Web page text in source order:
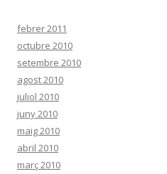
febrer 2011
octubre 2010
setembre 2010
agost 2010
juliol 2010
juny 2010
maig 2010
abril 2010
març 2010